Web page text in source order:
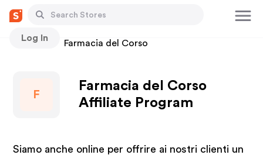
Log In
Stores Farmacia del Corso
F
Farmacia del Corso
Affiliate Program
Siamo anche online per offrire ai nostri clienti un